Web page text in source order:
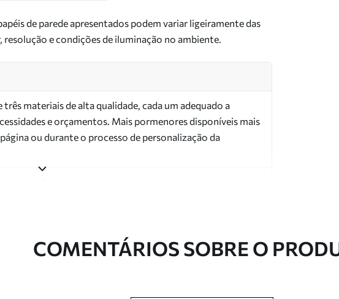
de parede apresentados podem variar ligeiramente das
e condições de iluminação no ambiente.
três materiais de alta qualidade, cada um adequado a
e orçamentos. Mais pormenores disponíveis mais
ou durante o processo de personalização da
COMENTÁRIOS SOBRE O